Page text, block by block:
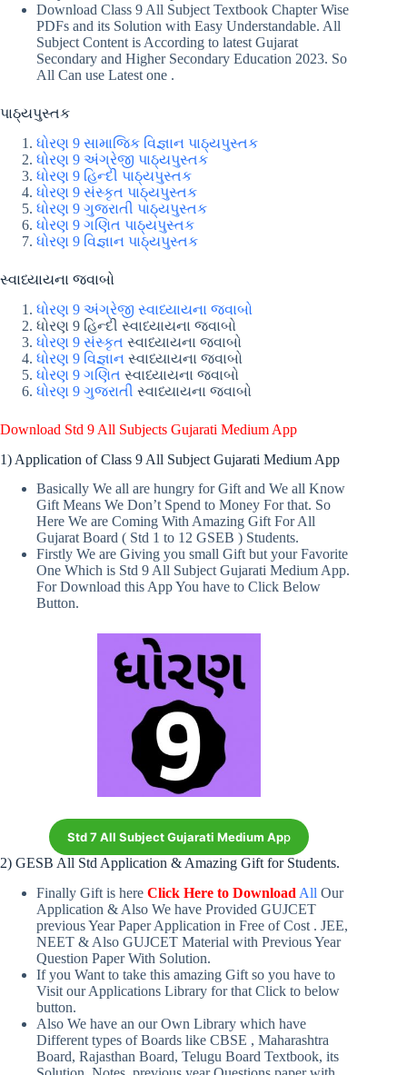
Download Class 9 All Subject Textbook Chapter Wise
PDFs and its Solution with Easy Understandable. All
Subject Content is According to latest Gujarat
Secondary and Higher Secondary Education 2023. So
All Can use Latest one .
પાઠ્યપુસ્તક
ધોરણ 9 સામાજિક વિજ્ઞાન પાઠ્યપુસ્તક
ધોરણ 9 અંગ્રેજી પાઠ્યપુસ્તક
ધોરણ 9 હિન્દી પાઠ્યપુસ્તક
ધોરણ 9 સંસ્કૃત પાઠ્યપુસ્તક
ધોરણ 9 ગુજરાતી પાઠ્યપુસ્તક
ધોરણ 9 ગણિત પાઠ્યપુસ્તક
ધોરણ 9 વિજ્ઞાન પાઠ્યપુસ્તક
સ્વાધ્યાયના જવાબો
ધોરણ 9 અંગ્રેજી સ્વાધ્યાયના જવાબો
ધોરણ 9 હિન્દી સ્વાધ્યાયના જવાબો
ધોરણ 9 સંસ્કૃત સ્વાધ્યાયના જવાબો
ધોરણ 9 વિજ્ઞાન સ્વાધ્યાયના જવાબો
ધોરણ 9 ગણિત સ્વાધ્યાયના જવાબો
ધોરણ 9 ગુજરાતી સ્વાધ્યાયના જવાબો
Download Std 9 All Subjects Gujarati Medium App
1) Application of Class 9 All Subject Gujarati Medium App
Basically We all are hungry for Gift and We all Know
Gift Means We Don’t Spend to Money For that. So
Here We are Coming With Amazing Gift For All
Gujarat Board ( Std 1 to 12 GSEB ) Students.
Firstly We are Giving you small Gift but your Favorite
One Which is Std 9 All Subject Gujarati Medium App.
For Download this App You have to Click Below
Button.
Std 7 All Subject Gujarati Medium App
2) GESB All Std Application & Amazing Gift for Students.
Finally Gift is here Click Here to Download All Our
Application & Also We have Provided GUJCET
previous Year Paper Application in Free of Cost . JEE,
NEET & Also GUJCET Material with Previous Year
Question Paper With Solution.
If you Want to take this amazing Gift so you have to
Visit our Applications Library for that Click to below
button.
Also We have an our Own Library which have
Different types of Boards like CBSE , Maharashtra
Board, Rajasthan Board, Telugu Board Textbook, its